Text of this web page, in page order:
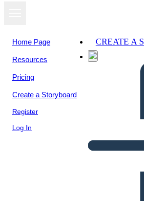
Home Page
Resources
Pricing
Create a Storyboard
Register
Log In
CREATE A
View as
slideshow